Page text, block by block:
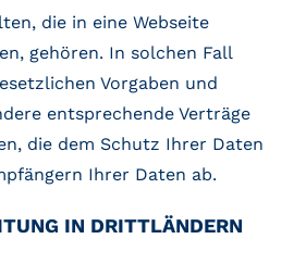
die in eine Webseite
gehören. In solchen Fall
Vorgaben und
entsprechende Verträge
die dem Schutz Ihrer Daten
Ihrer Daten ab.
IN DRITTLÄNDERN